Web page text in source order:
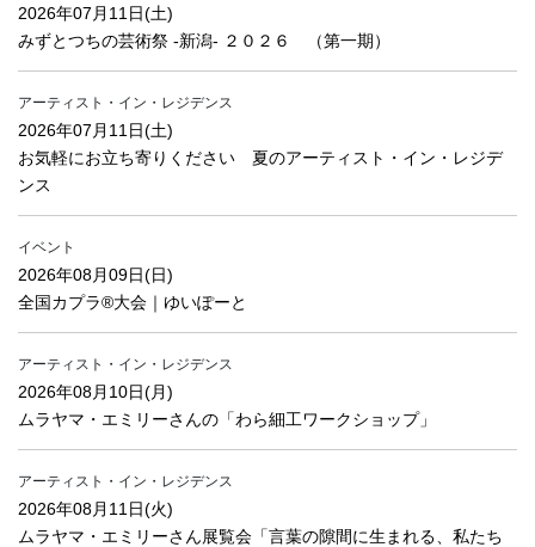
2026年07月11日(土)
みずとつちの芸術祭 ‐新潟‐ ２０２６ （第一期）
アーティスト・イン・レジデンス
2026年07月11日(土)
お気軽にお立ち寄りください 夏のアーティスト・イン・レジデ
ンス
イベント
2026年08月09日(日)
全国カプラ®大会｜ゆいぽーと
アーティスト・イン・レジデンス
2026年08月10日(月)
ムラヤマ・エミリーさんの「わら細工ワークショップ」
アーティスト・イン・レジデンス
2026年08月11日(火)
ムラヤマ・エミリーさん展覧会「言葉の隙間に生まれる、私たち